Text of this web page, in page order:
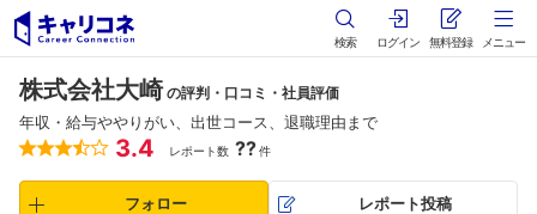
検索 ログイン 無料登録 メニュー
株式会社大崎 の評判・口コミ・社員評価
年収・給与ややりがい、出世コース、退職理由まで
3.4 レポート数 ??件
フォロー レポート投稿